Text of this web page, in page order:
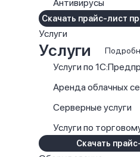
Антивирусы
Скачать прайс-лист
Услуги
Услуги
Услуги по
Аренда облачных
Серверные услуги
Услуги по
Скачать